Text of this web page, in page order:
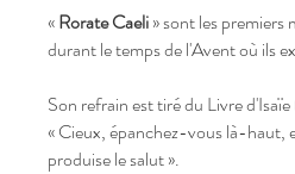
«Rorate Caeli» sont les
durant le temps de l'Avent où ils
Son refrain est tiré du Livre
« Cieux, épanchez-vous là-haut,
produise le salut ».